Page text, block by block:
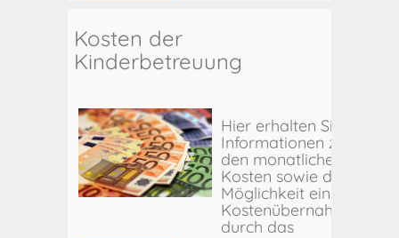
Kosten der
Kinderbetreuung
Hier erhalten Sie
Informationen zu
den monatlichen
Kosten sowie der
Möglichkeit einer
Kostenübernahme
durch das